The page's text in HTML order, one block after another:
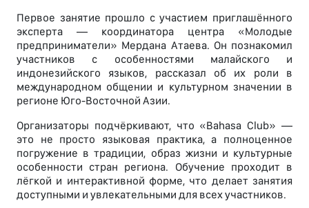
Первое занятие прошло с участием приглашённого
эксперта — координатора центра «Молодые
предприниматели» Мердана Атаева. Он познакомил
участников с особенностями малайского и
индонезийского языков, рассказал об их роли в
международном общении и культурном значении в
регионе Юго-Восточной Азии.
Организаторы подчёркивают, что «Bahasa Club» —
это не просто языковая практика, а полноценное
погружение в традиции, образ жизни и культурные
особенности стран региона. Обучение проходит в
лёгкой и интерактивной форме, что делает занятия
доступными и увлекательными для всех участников.